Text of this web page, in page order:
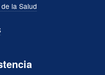
la Salud